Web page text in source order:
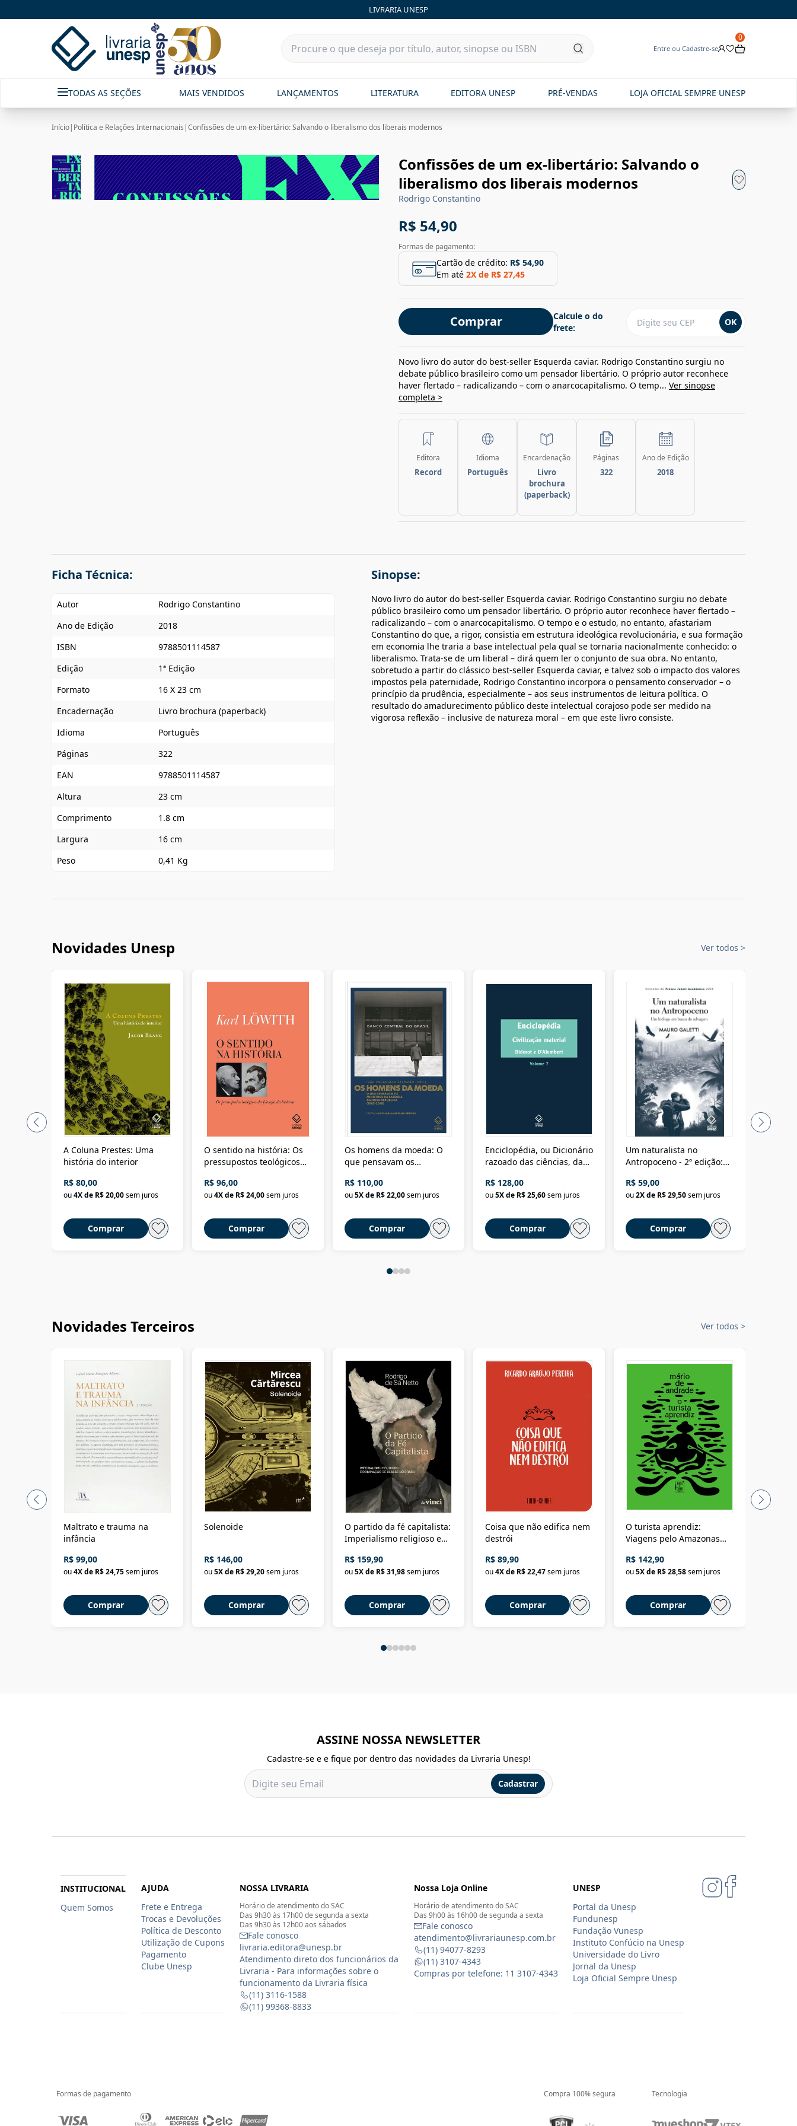
LIVRARIA UNESP
Entre ou Cadastre-se
0
TODAS AS SEÇÕES MAIS VENDIDOS LANÇAMENTOS LITERATURA EDITORA UNESP PRÉ-VENDAS LOJA OFICIAL SEMPRE UNESP
Início| Política e Relações Internacionais |Confissões de um ex-libertário: Salvando o liberalismo dos liberais modernos
Confissões de um ex-libertário: Salvando o
liberalismo dos liberais modernos
Rodrigo Constantino
R$ 54,90
Formas de pagamento:
Cartão de crédito: R$ 54,90
Em até 2X de R$ 27,45
Comprar
Calcule o do
frete:
OK
Novo livro do autor do best-seller Esquerda caviar. Rodrigo Constantino surgiu no
debate público brasileiro como um pensador libertário. O próprio autor reconhece
haver flertado – radicalizando – com o anarcocapitalismo. O temp... Ver sinopse
completa >
Editora
Record
Idioma
Português
Encardenação
Livro
brochura
(paperback)
Páginas
322
Ano de Edição
2018
Ficha Técnica:
Autor
Rodrigo Constantino
Ano de Edição
2018
ISBN
9788501114587
Edição
1ª Edição
Formato
16 X 23 cm
Encadernação
Livro brochura (paperback)
Idioma
Português
Páginas
322
EAN
9788501114587
Altura
23 cm
Comprimento
1.8 cm
Largura
16 cm
Peso
0,41 Kg
Sinopse:
Novo livro do autor do best-seller Esquerda caviar. Rodrigo Constantino surgiu no debate
público brasileiro como um pensador libertário. O próprio autor reconhece haver flertado –
radicalizando – com o anarcocapitalismo. O tempo e o estudo, no entanto, afastariam
Constantino do que, a rigor, consistia em estrutura ideológica revolucionária, e sua formação
em economia lhe traria a base intelectual pela qual se tornaria nacionalmente conhecido: o
liberalismo. Trata-se de um liberal – dirá quem ler o conjunto de sua obra. No entanto,
sobretudo a partir do clássico best-seller Esquerda caviar, e talvez sob o impacto dos valores
impostos pela paternidade, Rodrigo Constantino incorpora o pensamento conservador – o
princípio da prudência, especialmente – aos seus instrumentos de leitura política. O
resultado do amadurecimento público deste intelectual corajoso pode ser medido na
vigorosa reflexão – inclusive de natureza moral – em que este livro consiste.
Novidades Unesp Ver todos >
A Coluna Prestes: Uma
história do interior
R$ 80,00
ou4X de R$ 20,00sem juros
Comprar
O sentido na história: Os
pressupostos teológicos
R$ 96,00
ou4X de R$ 24,00sem juros
Comprar
Os homens da moeda: O
que pensavam os
Nova República (1985-
2018)
R$ 110,00
ou5X de R$ 22,00sem juros
Comprar
Enciclopédia, ou Dicionário
razoado das ciências, das
Civilização material
R$ 128,00
ou5X de R$ 25,60sem juros
Comprar
Um naturalista no
Antropoceno - 2ª edição:
selvagem
R$ 59,00
ou2X de R$ 29,50sem juros
Comprar
Novidades Terceiros Ver todos >
Maltrato e trauma na
infância
R$ 99,00
ou4X de R$ 24,75sem juros
Comprar
Solenoide
R$ 146,00
ou5X de R$ 29,20sem juros
Comprar
O partido da fé capitalista:
Imperialismo religioso e
Brasil
R$ 159,90
ou5X de R$ 31,98sem juros
Comprar
Coisa que não edifica nem
destrói
R$ 89,90
ou4X de R$ 22,47sem juros
Comprar
O turista aprendiz:
Viagens pelo Amazonas
até a Bolívia e por Marajó
até dizer chega
R$ 142,90
ou5X de R$ 28,58sem juros
Comprar
ASSINE NOSSA NEWSLETTER
Cadastre-se e e fique por dentro das novidades da Livraria Unesp!
Cadastrar
INSTITUCIONAL
Quem Somos
AJUDA
Frete e Entrega
Trocas e Devoluções
Política de Desconto
Utilização de Cupons
Pagamento
Clube Unesp
NOSSA LIVRARIA
Horário de atendimento do SAC
Das 9h30 às 17h00 de segunda a sexta
Das 9h30 às 12h00 aos sábados
Fale conosco
livraria.editora@unesp.br
Atendimento direto dos funcionários da
Livraria - Para informações sobre o
funcionamento da Livraria física
(11) 3116-1588
(11) 99368-8833
Nossa Loja Online
Horário de atendimento do SAC
Das 9h00 às 16h00 de segunda a sexta
Fale conosco
atendimento@livrariaunesp.com.br
(11) 94077-8293
(11) 3107-4343
Compras por telefone: 11 3107-4343
UNESP
Portal da Unesp
Fundunesp
Fundação Vunesp
Instituto Confúcio na Unesp
Universidade do Livro
Jornal da Unesp
Loja Oficial Sempre Unesp
Formas de pagamento Compra 100% segura Tecnologia